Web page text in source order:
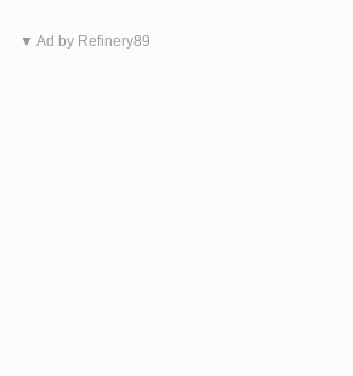
▼ Ad by Refinery89